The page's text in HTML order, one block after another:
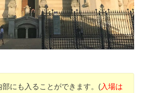
部にも入ることができます。(入場は